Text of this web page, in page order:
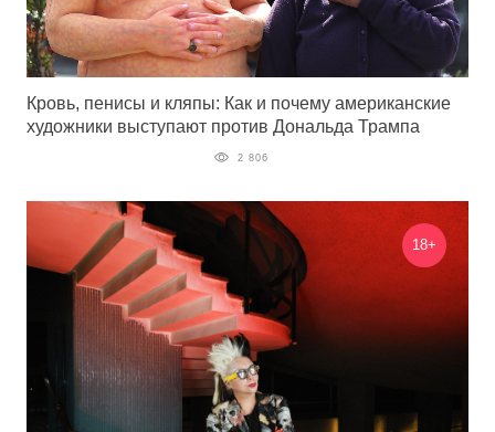
Кровь, пенисы и кляпы: Как и почему американские
художники выступают против Дональда Трампа
2 806
18+